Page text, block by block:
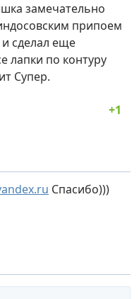
замечательно
припоем
сделал еще
лапки по контуру
Супер.
Спасибо)))